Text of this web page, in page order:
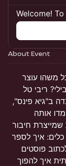
Welcome!
About Event
משהו עוצר
ריבי טל
ב"גיא פינס",
אותה
שמייצרת חיבור
איך לספר
פוסטים
איך להפוך